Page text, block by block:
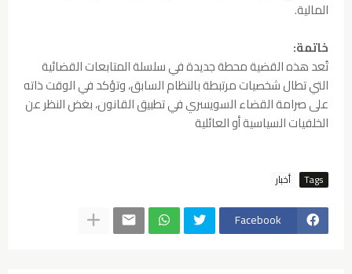
المالية.
خاتمة:
تُعد هذه القضية محطة جديدة في سلسلة المتابعات القضائية
التي تطال شخصيات مرتبطة بالنظام السابق، وتؤكد في الوقت ذاته
على صرامة القضاء السويسري في تطبيق القانون، بغض النظر عن
الخلفيات السياسية أو العائلية
Tags أخبار
Facebook